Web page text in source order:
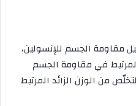
مقاومة الجسم للإنسولين،
المرتبط في مقاومة الجسم
من الوزن الزائد المرتبط